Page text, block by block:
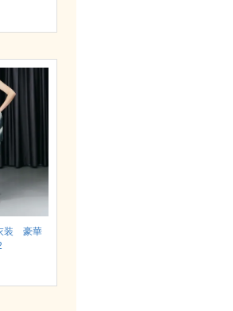
装 豪華